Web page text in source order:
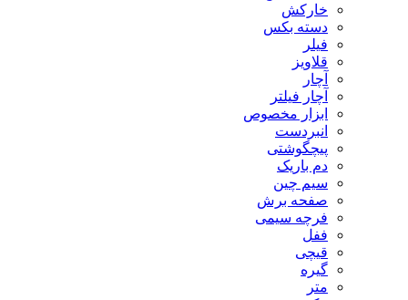
خارکش
دسته بکس
فیلر
قلاویز
آچار
آچار فیلتر
ابزار مخصوص
انبردست
پیچگوشتی
دم باریک
سیم چین
صفحه برش
فرچه سیمی
ففل
قیچی
گیره
متر